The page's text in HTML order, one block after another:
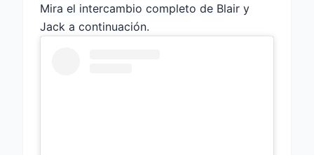
Mira el intercambio completo de Blair y
Jack a continuación.